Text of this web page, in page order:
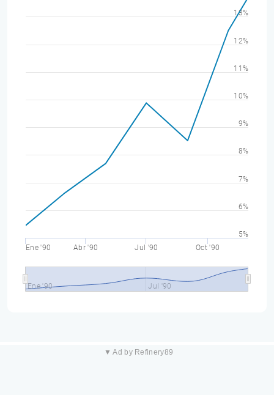
Ene '90 Abr '90 Jul '90 Oct '90
Ene '90 Jul '90
5%
6%
7%
8%
9%
10%
11%
12%
13%
▼ Ad by Refinery89